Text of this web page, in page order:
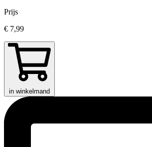
Prijs
€ 7,99
in winkelmand